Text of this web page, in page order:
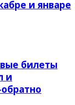
и январе
билеты
и